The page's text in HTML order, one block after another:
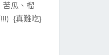
苦瓜、榴
{真難吃}